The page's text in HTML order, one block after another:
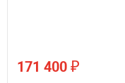
171 400 ₽